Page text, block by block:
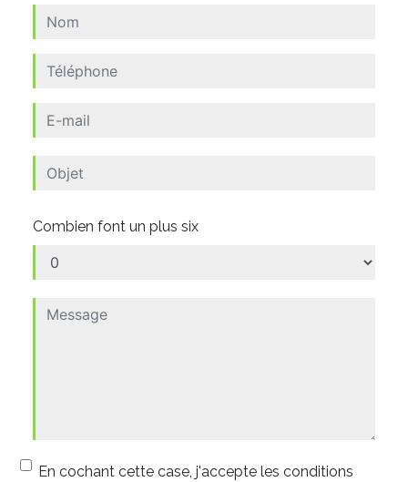
Combien font un plus six
En cochant cette case, j'accepte les conditions